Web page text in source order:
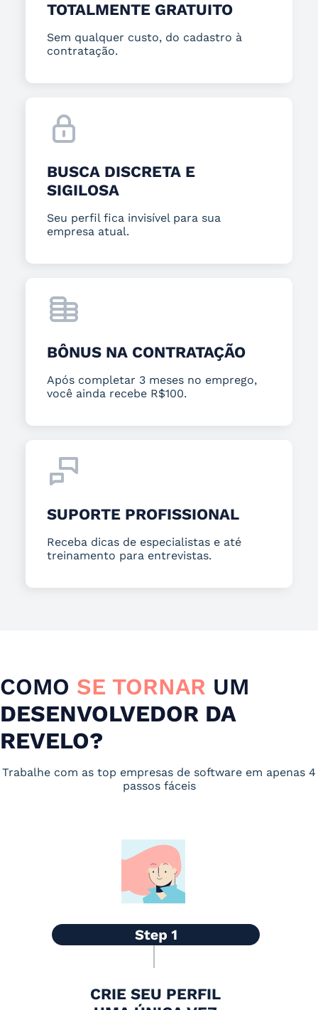
TOTALMENTE GRATUITO
Sem qualquer custo, do cadastro à
contratação.
BUSCA DISCRETA E
SIGILOSA
Seu perfil fica invisível para sua
empresa atual.
BÔNUS NA CONTRATAÇÃO
Após completar 3 meses no emprego,
você ainda recebe R$100.
SUPORTE PROFISSIONAL
Receba dicas de especialistas e até
treinamento para entrevistas.
COMO SE TORNAR UM
DESENVOLVEDOR DA
REVELO?
Trabalhe com as top empresas de software em apenas 4
passos fáceis
CRIE SEU PERFIL